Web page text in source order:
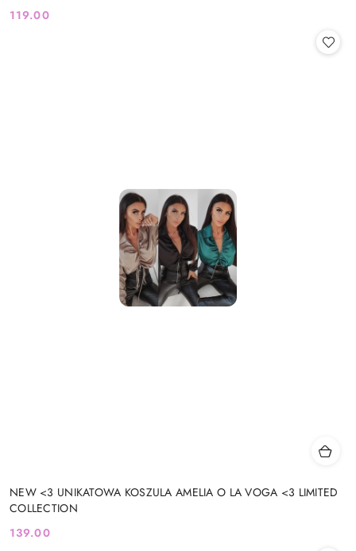
Cena:
119.00
NEW <3 UNIKATOWA KOSZULA AMELIA O LA VOGA <3 LIMITED
COLLECTION
Cena:
139.00